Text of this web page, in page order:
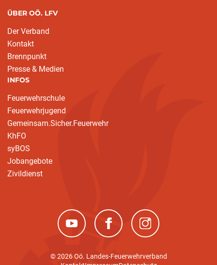
ÜBER OÖ. LFV
Der Verband
Kontakt
Brennpunkt
Presse & Medien
INFOS
Feuerwehrschule
Feuerwehrjugend
Gemeinsam.Sicher.Feuerwehr
KhFO
syBOS
Jobangebote
Zivildienst
(neues Fenster)(neues Fenster)(neues Fenster)
© 2026 Oö. Landes-Feuerwehrverband